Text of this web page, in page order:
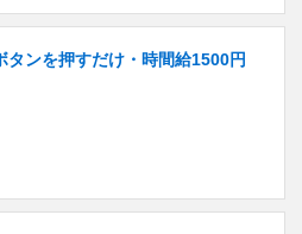
タンを押すだけ・時間給1500円